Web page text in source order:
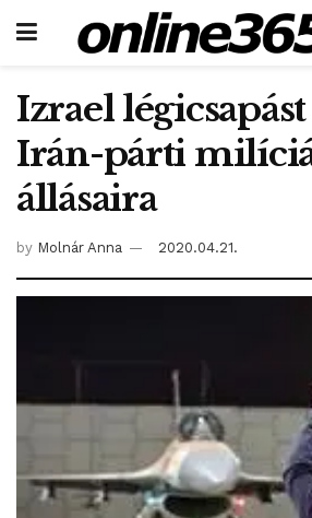
Izrael
Irán-párti
állásaira
by Molnár Anna 2020.04.21.